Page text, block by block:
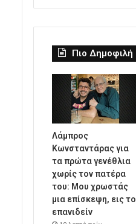
Πιο Δημοφιλή
Λάμπρος
Κωνσταντάρας για
τα πρώτα γενέθλια
χωρίς τον πατέρα
του: Μου χρωστάς
μια επίσκεψη, εις το
επανιδείν